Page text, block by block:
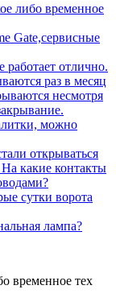
либо временное
Gate,сервисные
работает отлично.
раз в месяц
несмотря
можно
открываться
какие контакты
сутки ворота
лампа?
временное тех